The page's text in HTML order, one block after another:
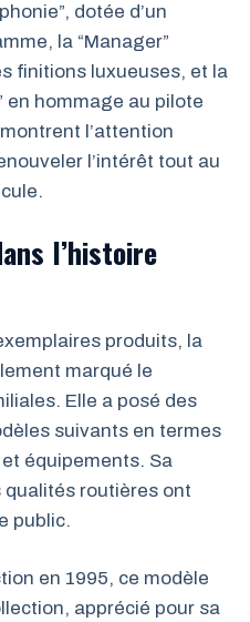
dotée d’un
la “Manager”
finitions luxueuses, et la
en hommage au pilote
l’attention
l’intérêt tout au
l’histoire
produits, la
marqué le
Elle a posé des
suivants en termes
équipements. Sa
routières ont
public.
en 1995, ce modèle
apprécié pour sa